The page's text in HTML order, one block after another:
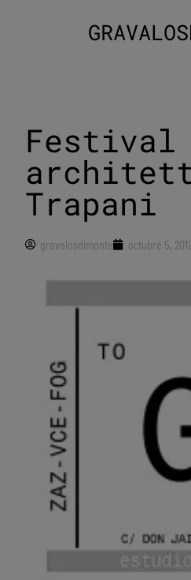
Festival
Trapani
gravalosdimonte octubre 5, 2012